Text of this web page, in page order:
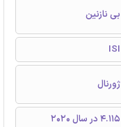
بی نازنین
ISI
ژورنال
4.115 در سال 2020